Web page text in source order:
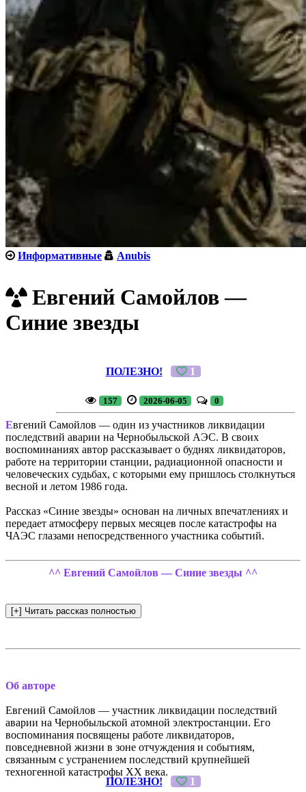
Информативные Anubis
Евгений Самойлов —
Синие звезды
ПОЛЕЗНО! 1
157 2026-06-05 0
Евгений Самойлов — один из участников ликвидации
последствий аварии на Чернобыльской АЭС. В своих
воспоминаниях автор рассказывает о буднях ликвидаторов,
работе на территории станции, радиационной опасности и
человеческих судьбах, с которыми ему пришлось столкнуться
весной и летом 1986 года.
Рассказ «Синие звезды» основан на личных впечатлениях и
передает атмосферу первых месяцев после катастрофы на
ЧАЭС глазами непосредственного участника событий.
^^ Евгений Самойлов — Синие звезды ^^
Об авторе
Евгений Самойлов — участник ликвидации последствий
аварии на Чернобыльской атомной электростанции. Его
воспоминания посвящены работе ликвидаторов,
повседневной жизни в зоне отчуждения и событиям,
связанным с устранением последствий крупнейшей
техногенной катастрофы XX века.
ПОЛЕЗНО!
1